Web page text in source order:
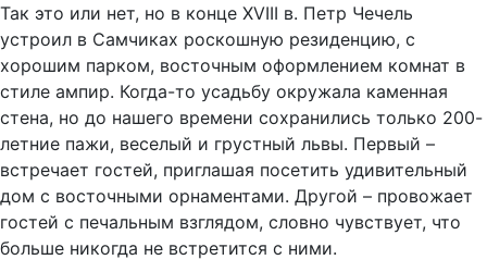
Так это или нет, но в конце XVIII в. Петр Чечель
устроил в Самчиках роскошную резиденцию, с
хорошим парком, восточным оформлением комнат в
стиле ампир. Когда-то усадьбу окружала каменная
стена, но до нашего времени сохранились только 200-
летние пажи, веселый и грустный львы. Первый –
встречает гостей, приглашая посетить удивительный
дом с восточными орнаментами. Другой – провожает
гостей с печальным взглядом, словно чувствует, что
больше никогда не встретится с ними.